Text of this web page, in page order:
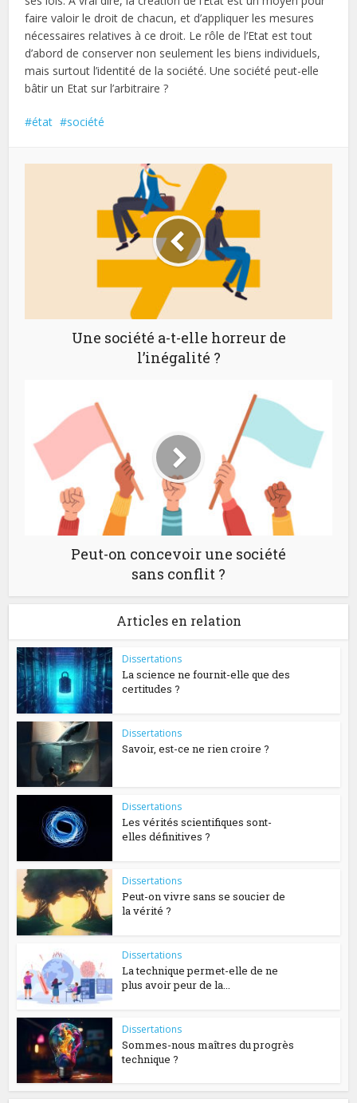
faire valoir le droit de chacun, et d’appliquer les mesures
nécessaires relatives à ce droit. Le rôle de l’Etat est tout
d’abord de conserver non seulement les biens individuels,
mais surtout l’identité de la société. Une société peut-elle
bâtir un Etat sur l’arbitraire ?
état société
Une société a-t-elle horreur de
l’inégalité ?
Peut-on concevoir une société
sans conflit ?
Articles en relation
Dissertations
La science ne fournit-elle que des
certitudes ?
Dissertations
Savoir, est-ce ne rien croire ?
Dissertations
Les vérités scientifiques sont-
elles définitives ?
Dissertations
Peut-on vivre sans se soucier de
la vérité ?
Dissertations
La technique permet-elle de ne
plus avoir peur de la...
Dissertations
Sommes-nous maîtres du progrès
technique ?